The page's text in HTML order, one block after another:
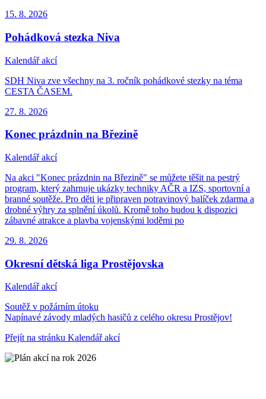
15. 8. 2026
Pohádková stezka Niva
Kalendář akcí
SDH Niva zve všechny na 3. ročník pohádkové stezky na téma
CESTA ČASEM.
27. 8. 2026
Konec prázdnin na Březině
Kalendář akcí
Na akci "Konec prázdnin na Březině" se můžete těšit na pestrý
program, který zahrnuje ukázky techniky AČR a IZS, sportovní a
branné soutěže. Pro děti je připraven potravinový balíček zdarma a
drobné výhry za splnění úkolů. Kromě toho budou k dispozici
zábavné atrakce a plavba vojenskými loděmi po
29. 8. 2026
Okresní dětská liga Prostějovska
Kalendář akcí
Soutěž v požárním útoku
Napínavé závody mladých hasičů z celého okresu Prostějov!
Přejít na stránku Kalendář akcí